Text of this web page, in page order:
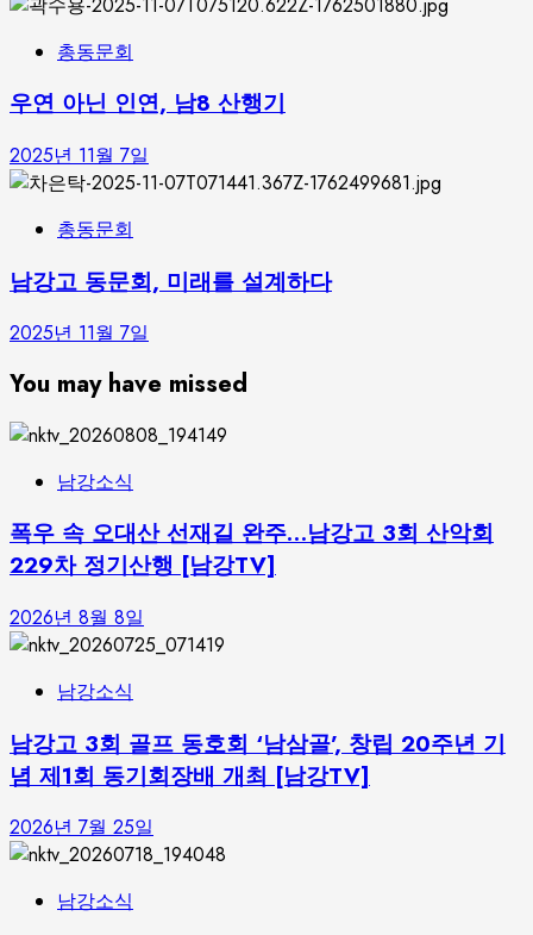
총동문회
우연 아닌 인연, 남8 산행기
2025년 11월 7일
총동문회
남강고 동문회, 미래를 설계하다
2025년 11월 7일
You may have missed
남강소식
폭우 속 오대산 선재길 완주…남강고 3회 산악회
229차 정기산행 [남강TV]
2026년 8월 8일
남강소식
남강고 3회 골프 동호회 ‘남삼골’, 창립 20주년 기
념 제1회 동기회장배 개최 [남강TV]
2026년 7월 25일
남강소식